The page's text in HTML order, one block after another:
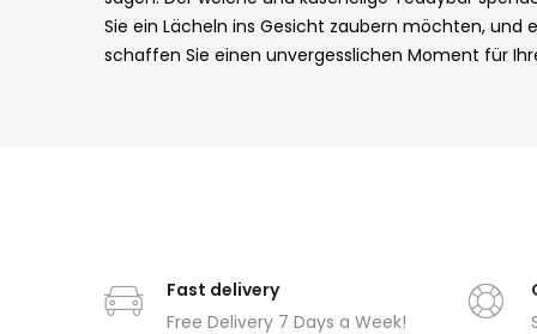
Sie ein Lächeln ins Gesicht zaubern möchten, und
schaffen Sie einen unvergesslichen Moment für
Fast delivery
Free Delivery 7 Days a Week!